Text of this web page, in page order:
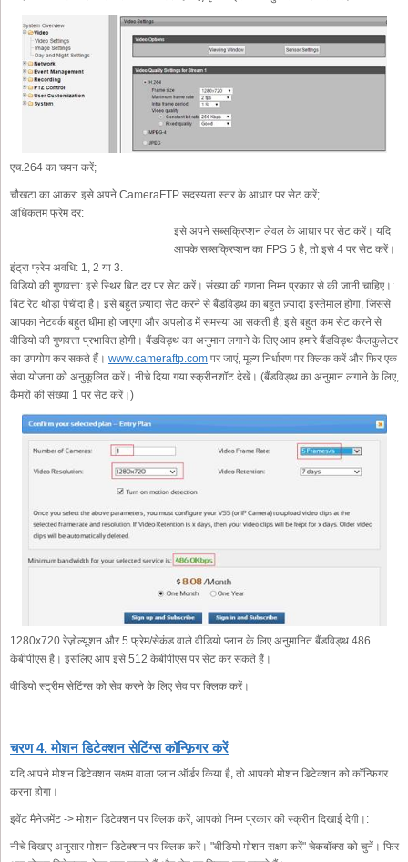
एच.264 का चयन करें;
चौखटा का आकर: इसे अपने CameraFTP सदस्यता स्तर के आधार पर सेट करें;
अधिकतम फ्रेम दर:
इसे अपने सब्सक्रिप्शन लेवल के आधार पर सेट करें। यदि
आपके सब्सक्रिप्शन का FPS 5 है, तो इसे 4 पर सेट करें।
इंट्रा फ्रेम अवधि: 1, 2 या 3.
विडियो की गुणवत्ता: इसे स्थिर बिट दर पर सेट करें। संख्या की गणना निम्न प्रकार से की जानी चाहिए।:
बिट रेट थोड़ा पेचीदा है। इसे बहुत ज़्यादा सेट करने से बैंडविड्थ का बहुत ज़्यादा इस्तेमाल होगा, जिससे
आपका नेटवर्क बहुत धीमा हो जाएगा और अपलोड में समस्या आ सकती है; इसे बहुत कम सेट करने से
वीडियो की गुणवत्ता प्रभावित होगी। बैंडविड्थ का अनुमान लगाने के लिए आप हमारे बैंडविड्थ कैलकुलेटर
का उपयोग कर सकते हैं। www.cameraftp.com पर जाएं, मूल्य निर्धारण पर क्लिक करें और फिर एक
सेवा योजना को अनुकूलित करें। नीचे दिया गया स्क्रीनशॉट देखें। (बैंडविड्थ का अनुमान लगाने के लिए,
कैमरों की संख्या 1 पर सेट करें।)
1280x720 रेज़ोल्यूशन और 5 फ्रेम/सेकंड वाले वीडियो प्लान के लिए अनुमानित बैंडविड्थ 486
केबीपीएस है। इसलिए आप इसे 512 केबीपीएस पर सेट कर सकते हैं।
वीडियो स्ट्रीम सेटिंग्स को सेव करने के लिए सेव पर क्लिक करें।
चरण 4. मोशन डिटेक्शन सेटिंग्स कॉन्फ़िगर करें
यदि आपने मोशन डिटेक्शन सक्षम वाला प्लान ऑर्डर किया है, तो आपको मोशन डिटेक्शन को कॉन्फ़िगर
करना होगा।
इवेंट मैनेजमेंट -> मोशन डिटेक्शन पर क्लिक करें, आपको निम्न प्रकार की स्क्रीन दिखाई देगी।:
नीचे दिखाए अनुसार मोशन डिटेक्शन पर क्लिक करें। "वीडियो मोशन सक्षम करें" चेकबॉक्स को चुनें। फिर